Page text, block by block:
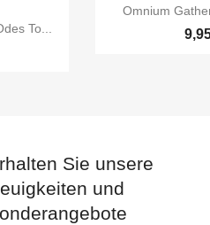
To...

Omnium
Sie unsere
und